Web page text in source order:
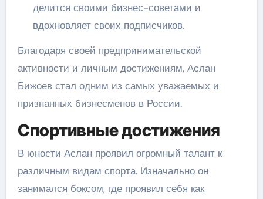
делится своими бизнес-советами и
вдохновляет своих подписчиков.
Благодаря своей предпринимательской
активности и личным достижениям, Аслан
Бижоев стал одним из самых уважаемых и
признанных бизнесменов в России.
Спортивные достижения
В юности Аслан проявил огромный талант к
различным видам спорта. Изначально он
занимался боксом, где проявил себя как